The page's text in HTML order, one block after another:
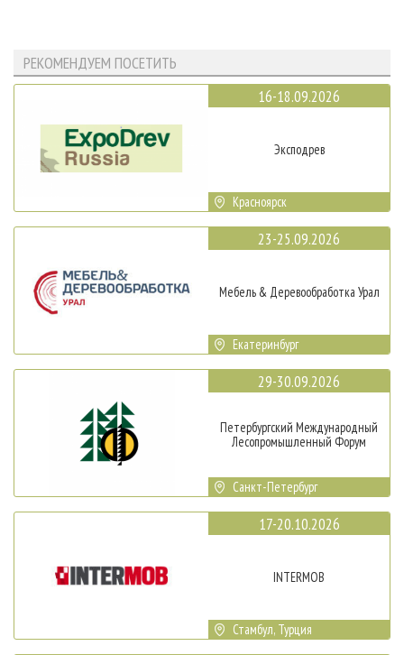
РЕКОМЕНДУЕМ ПОСЕТИТЬ
16-18.09.2026
Эксподрев
Красноярск
23-25.09.2026
Мебель & Деревообработка Урал
Екатеринбург
29-30.09.2026
Петербургский Международный
Лесопромышленный Форум
Санкт-Петербург
17-20.10.2026
INTERMOB
Стамбул, Турция